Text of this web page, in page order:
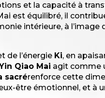
et la capacité à
est équilibré, il
intérieure, à l’image
de l’énergie Ki, en
Qiao Mai agit comme
sacrérenforce cette
être émotionnel, et à